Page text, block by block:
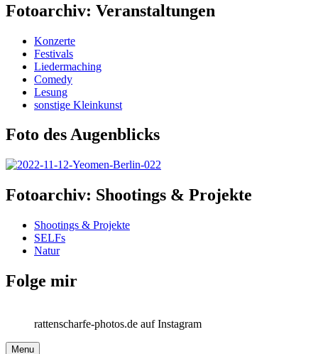
Fotoarchiv: Veranstaltungen
Konzerte
Festivals
Liedermaching
Comedy
Lesung
sonstige Kleinkunst
Foto des Augenblicks
Fotoarchiv: Shootings & Projekte
Shootings & Projekte
SELFs
Natur
Folge mir
rattenscharfe-photos.de auf Instagram
Menu